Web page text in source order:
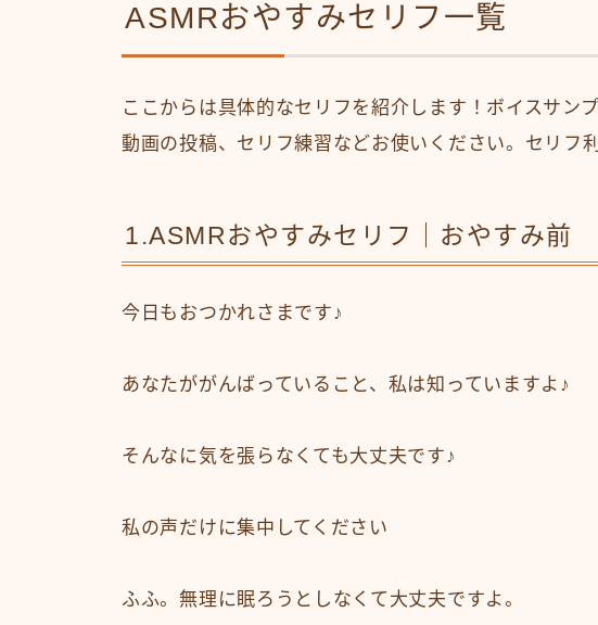
ASMRおやすみセリフ一覧
ここからは具体的なセリフを紹介します！ボイスサン
動画の投稿、セリフ練習などお使いください。セリフ
1.ASMRおやすみセリフ｜おやすみ前
今日もおつかれさまです♪
あなたががんばっていること、私は知っていますよ♪
そんなに気を張らなくても大丈夫です♪
私の声だけに集中してください
ふふ。無理に眠ろうとしなくて大丈夫ですよ。